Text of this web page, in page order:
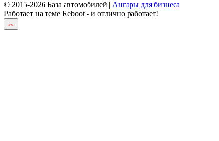
© 2015-2026 База автомобилей | Ангары для бизнеса
Работает на теме Reboot - и отлично работает!